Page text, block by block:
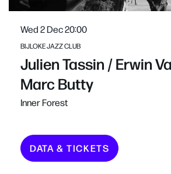
Julien Tassin / Erwin
Marc Butty
Inner Forest
BIJLOKE JAZZ CLUB
Wed 2 Dec20:00
DATA & TICKETS